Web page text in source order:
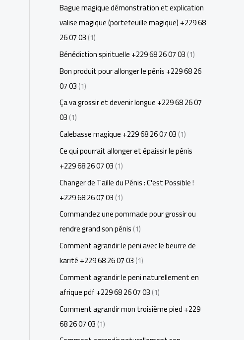
Bague magique démonstration et explication
valise magique (portefeuille magique) +229 68
26 07 03(1)
Bénédiction spirituelle +229 68 26 07 03(1)
Bon produit pour allonger le pénis +229 68 26
07 03(1)
Ça va grossir et devenir longue +229 68 26 07
03(1)
Calebasse magique +229 68 26 07 03(1)
Ce qui pourrait allonger et épaissir le pénis
+229 68 26 07 03(1)
Changer de Taille du Pénis : C'est Possible !
+229 68 26 07 03(1)
Commandez une pommade pour grossir ou
rendre grand son pénis(1)
Comment agrandir le peni avec le beurre de
karité +229 68 26 07 03(1)
Comment agrandir le peni naturellement en
afrique pdf +229 68 26 07 03(1)
Comment agrandir mon troisième pied +229
68 26 07 03(1)